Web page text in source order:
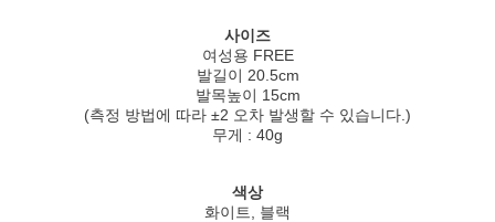
사이즈
여성용 FREE
발길이 20.5cm
발목높이 15cm
(측정 방법에 따라 ±2 오차 발생할 수 있습니다.)
무게 : 40g
색상
화이트, 블랙